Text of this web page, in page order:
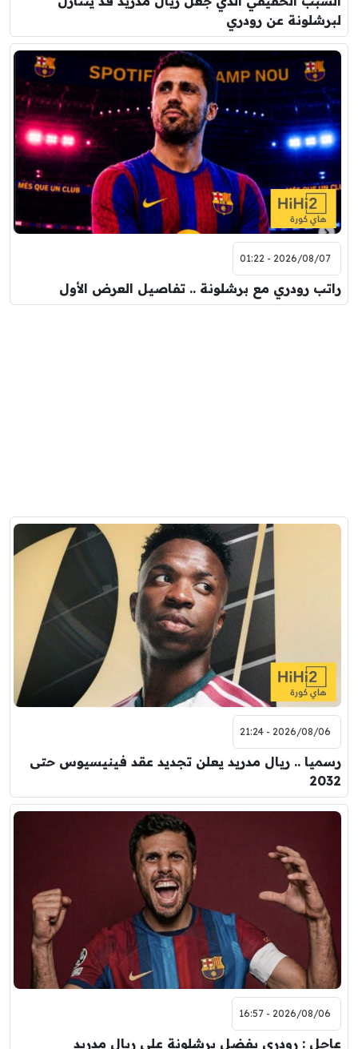
لبرشلونة عن رودري
2026/08/07 - 01:22
راتب رودري مع برشلونة .. تفاصيل العرض الأول
2026/08/06 - 21:24
رسميا .. ريال مدريد يعلن تجديد عقد فينيسيوس حتى
2032
2026/08/06 - 16:57
عاجل : رودري يفضل برشلونة على ريال مدريد